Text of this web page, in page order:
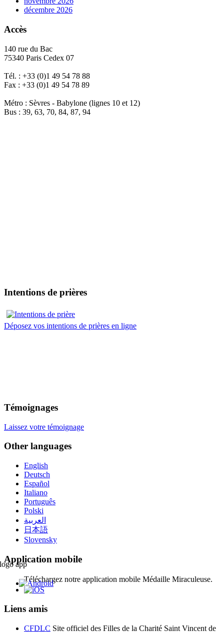
décembre 2026
Accès
140 rue du Bac
75340 Paris Cedex 07
Tél. : +33 (0)1 49 54 78 88
Fax : +33 (0)1 49 54 78 89
Métro : Sèvres - Babylone (lignes 10 et 12)
Bus : 39, 63, 70, 84, 87, 94
Intentions de prières
Déposez vos intentions de prières en ligne
Témoignages
Laissez votre témoignage
Other languages
English
Deutsch
Español
Italiano
Português
Polski
العربية
日本語
Slovensky
Application mobile
Téléchargez notre application mobile Médaille Miraculeuse.
Liens amis
CFDLC Site officiel des Filles de la Charité Saint Vincent de